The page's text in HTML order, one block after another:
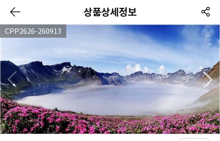
상품상세정보
CPP2626-260913